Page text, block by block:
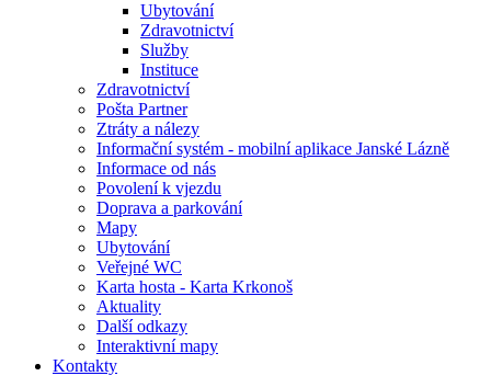
Ubytování
Zdravotnictví
Služby
Instituce
Zdravotnictví
Pošta Partner
Ztráty a nálezy
Informační systém - mobilní aplikace Janské Lázně
Informace od nás
Povolení k vjezdu
Doprava a parkování
Mapy
Ubytování
Veřejné WC
Karta hosta - Karta Krkonoš
Aktuality
Další odkazy
Interaktivní mapy
Kontakty